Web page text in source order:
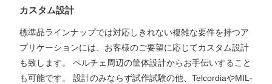
カスタム設計
標準品ラインナップでは対応しきれない複雑な要件を持つア
プリケーションには、お客様のご要望に応じてカスタム設計
も致します。 ペルチェ周辺の筐体設計からお手伝いすること
も可能です。 設計のみならず試作試験の他、TelcordiaやMIL-